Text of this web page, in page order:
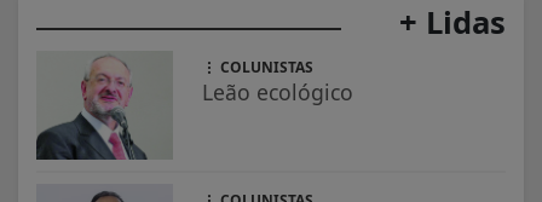
+ Lidas
COLUNISTAS
Leão ecológico